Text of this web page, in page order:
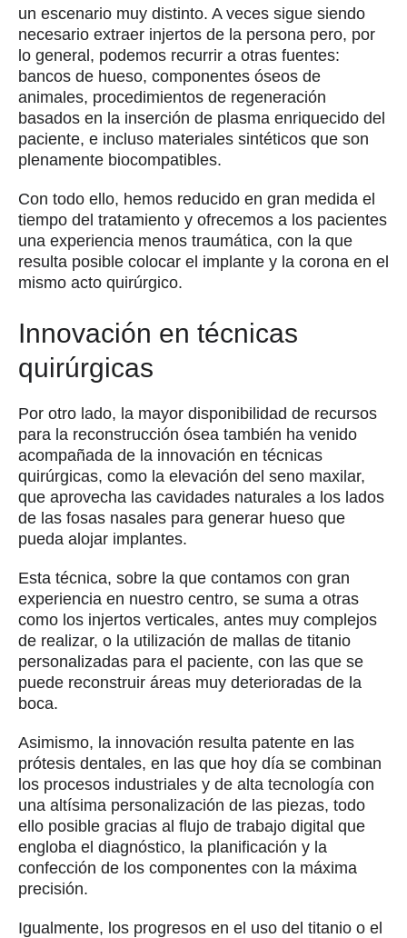
un escenario muy distinto. A veces sigue siendo
necesario extraer injertos de la persona pero, por
lo general, podemos recurrir a otras fuentes:
bancos de hueso, componentes óseos de
animales, procedimientos de regeneración
basados en la inserción de plasma enriquecido del
paciente, e incluso materiales sintéticos que son
plenamente biocompatibles.
Con todo ello, hemos reducido en gran medida el
tiempo del tratamiento y ofrecemos a los pacientes
una experiencia menos traumática, con la que
resulta posible colocar el implante y la corona en el
mismo acto quirúrgico.
Innovación en técnicas
quirúrgicas
Por otro lado, la mayor disponibilidad de recursos
para la reconstrucción ósea también ha venido
acompañada de la innovación en técnicas
quirúrgicas, como la elevación del seno maxilar,
que aprovecha las cavidades naturales a los lados
de las fosas nasales para generar hueso que
pueda alojar implantes.
Esta técnica, sobre la que contamos con gran
experiencia en nuestro centro, se suma a otras
como los injertos verticales, antes muy complejos
de realizar, o la utilización de mallas de titanio
personalizadas para el paciente, con las que se
puede reconstruir áreas muy deterioradas de la
boca.
Asimismo, la innovación resulta patente en las
prótesis dentales, en las que hoy día se combinan
los procesos industriales y de alta tecnología con
una altísima personalización de las piezas, todo
ello posible gracias al flujo de trabajo digital que
engloba el diagnóstico, la planificación y la
confección de los componentes con la máxima
precisión.
Igualmente, los progresos en el uso del titanio o el